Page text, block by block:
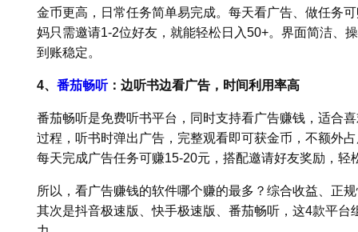
金币更高，日常任务简单易完成。每天看广告、做任务
妈只需邀请1-2位好友，就能轻松日入50+。界面简洁、
到账稳定。
4、 番茄畅听：边听书边看广告，时间利用率高
番茄畅听是免费听书平台，同时支持看广告赚钱，适合
过程，听书时弹出广告，完整观看即可获金币，不额外
每天完成广告任务可赚15-20元，搭配邀请好友奖励，轻
所以，看广告赚钱的软件哪个赚的最多？综合收益、正
其次是抖音极速版、快手极速版、番茄畅听，这4款平